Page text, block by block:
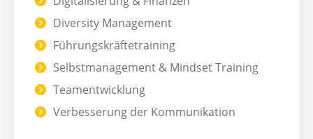
Diversity Management
Führungskräftetraining
Selbstmanagement & Mindset Training
Teamentwicklung
Verbesserung der Kommunikation